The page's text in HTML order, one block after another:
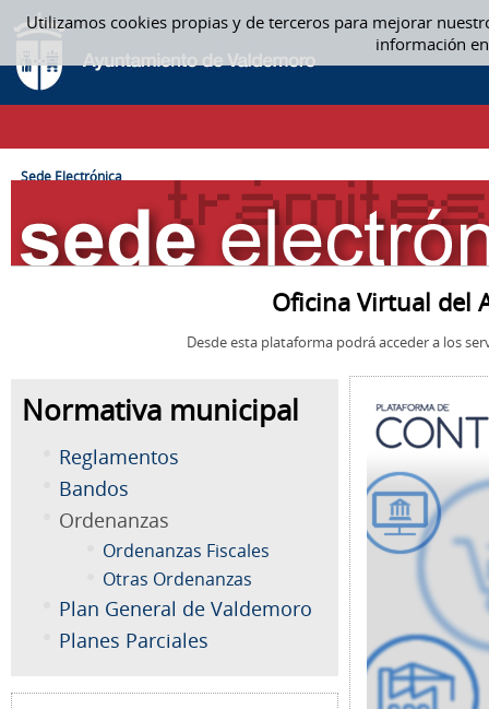
Utilizamos cookies propias y de terceros para mejorar
información
Saltar al contenido
SEDE ELECTRÓNICA
CAMINO DE MIGAS
Sede Electrónica
Oficina Virtual del
Desde esta plataforma podrá acceder a los
Normativa municipal
Reglamentos
Bandos
Ordenanzas
Ordenanzas Fiscales
Otras Ordenanzas
Plan General de Valdemoro
Planes Parciales